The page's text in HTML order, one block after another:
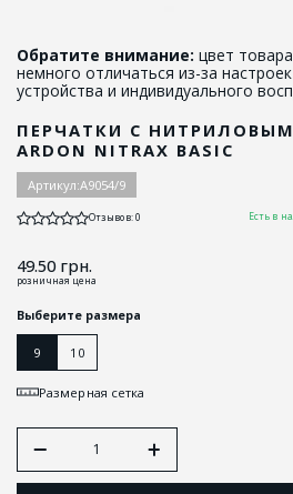
Обратите внимание: цвет
немного отличаться из-за
устройства и индивидуального
ПЕРЧАТКИ С
ARDON NITRAX BASIC
Артикул:А9054/9
Отзывов: 0 Есть в
49.50грн.
розничная цена
Выберите размера
9 10
Размерная сетка